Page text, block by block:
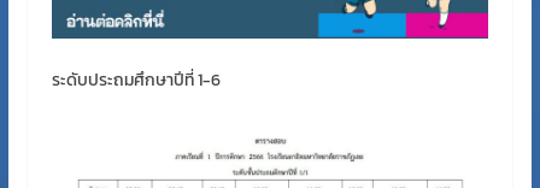
ระดับประถมศึกษาปีที่ 1-6